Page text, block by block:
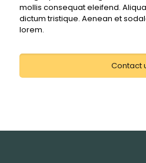
mollis consequat eleifend.
dictum tristique. Aenean et
lorem.
Contact